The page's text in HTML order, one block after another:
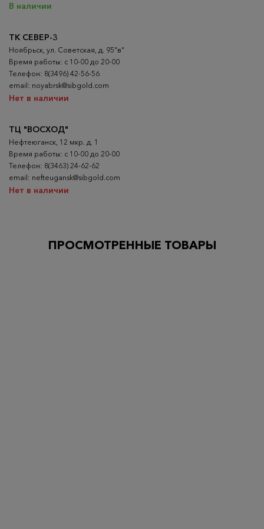
ТК СЕВЕР-3
Ноябрьск, ул. Советская, д. 95"в"
Время работы: с 10-00 до 20-00
Телефон: 8(3496) 42-56-56
email: noyabrsk@sibgold.com
Нет в наличии
ТЦ "ВОСХОД"
Нефтеюганск, 12 мкр. д. 1
Время работы: с 10-00 до 20-00
Телефон: 8(3463) 24-62-62
email: nefteugansk@sibgold.com
Нет в наличии
В наличии
ПРОСМОТРЕННЫЕ ТОВАРЫ